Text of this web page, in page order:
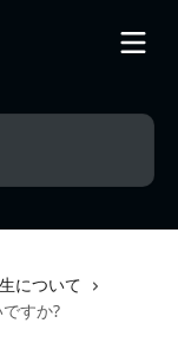
について
すか?